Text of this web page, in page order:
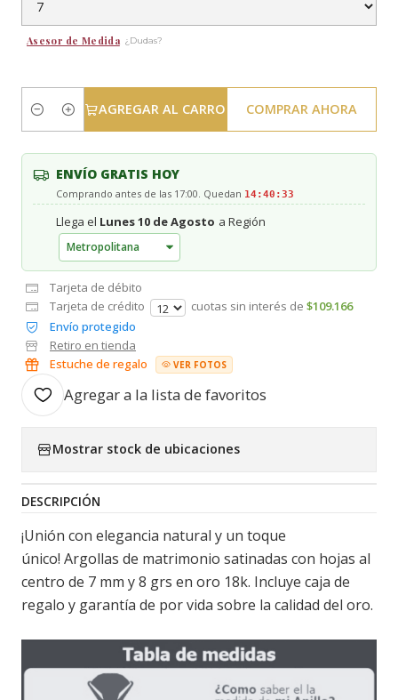
Asesor de Medida ¿Dudas?
Cantidad
AGREGAR AL CARRO COMPRAR AHORA
ENVÍO GRATIS HOY
Comprando antes de las 17:00. Quedan 14:40:33
Llega el Lunes 10 de Agosto a Región
Tarjeta de débito
Tarjeta de crédito
cuotas sin interés de $109.166
Envío protegido
Retiro en tienda
Estuche de regalo
VER FOTOS
Agregar a la lista de favoritos
Mostrar stock de ubicaciones
DESCRIPCIÓN
¡Unión con elegancia natural y un toque
único! Argollas de matrimonio satinadas con hojas al
centro de 7 mm y 8 grs en oro 18k. Incluye caja de
regalo y garantía de por vida sobre la calidad del oro.